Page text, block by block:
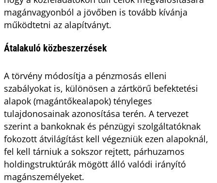
magánvagyonból a jövőben is tovább kívánja
működtetni az alapítványt.
Átalakuló közbeszerzések
A törvény módosítja a pénzmosás elleni
szabályokat is, különösen a zártkörű befektetési
alapok (magántőkealapok) tényleges
tulajdonosainak azonosítása terén. A tervezet
szerint a bankoknak és pénzügyi szolgáltatóknak
fokozott átvilágítást kell végezniük ezen alapoknál,
fel kell tárniuk a sokszor rejtett, párhuzamos
holdingstruktúrák mögött álló valódi irányító
magánszemélyeket.